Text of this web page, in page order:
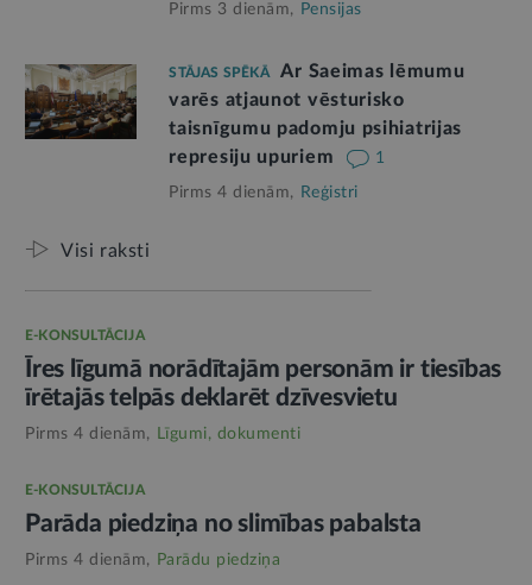
Pirms 3 dienām, Pensijas
STĀJAS SPĒKĀ
Ar Saeimas lēmumu
varēs atjaunot vēsturisko
taisnīgumu padomju psihiatrijas
represiju upuriem
1
Pirms 4 dienām, Reģistri
Visi raksti
E-KONSULTĀCIJA
Īres līgumā norādītajām personām ir tiesības
īrētajās telpās deklarēt dzīvesvietu
Pirms 4 dienām, Līgumi, dokumenti
E-KONSULTĀCIJA
Parāda piedziņa no slimības pabalsta
Pirms 4 dienām, Parādu piedziņa